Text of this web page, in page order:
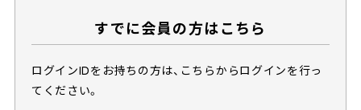
すでに会員の方はこちら
ログインIDをお持ちの方は、こちらからログインを行っ
てください。